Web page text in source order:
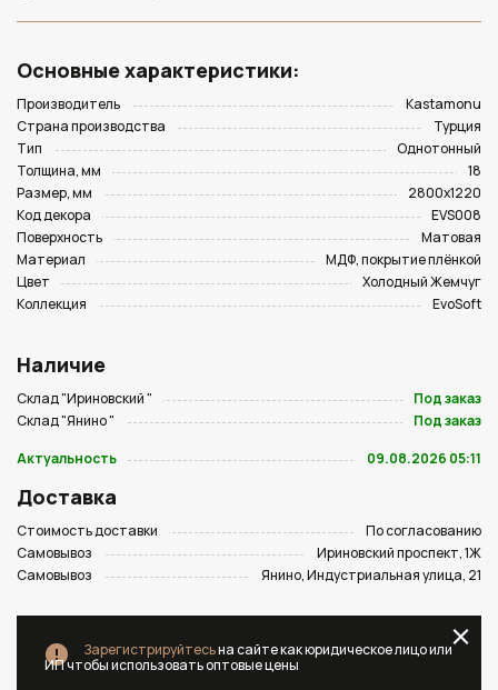
Основные характеристики:
Производитель
Kastamonu
Страна производства
Турция
Тип
Однотонный
Толщина, мм
18
Размер, мм
2800х1220
Код декора
EVS008
Поверхность
Матовая
Материал
МДФ, покрытие плёнкой
Цвет
Холодный Жемчуг
Коллекция
EvoSoft
Наличие
Склад "Ириновский "
Под заказ
Склад "Янино "
Под заказ
Актуальность
09.08.2026 05:11
Доставка
Стоимость доставки
По согласованию
Самовывоз
Ириновский проспект, 1Ж
Самовывоз
Янино, Индустриальная улица, 21
Зарегистрируйтесьна сайте как юридическое лицо или
ИП чтобы использовать оптовые цены